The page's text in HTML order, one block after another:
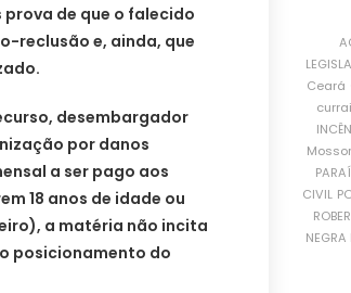
de que o falecido
reclusão e, ainda, que
desembargador
por danos
a ser pago aos
18 anos de idade ou
a matéria não incita
posicionamento do
Ceará
CIVIL
NEGRA